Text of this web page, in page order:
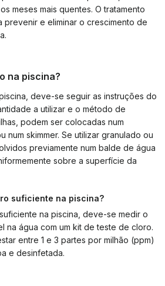
meses mais quentes. O tratamento
prevenir e eliminar o crescimento de
na piscina?
deve-se seguir as instruções do
a utilizar e o método de
podem ser colocadas num
num skimmer. Se utilizar granulado ou
previamente num balde de água
sobre a superfície da
suficiente na piscina?
na piscina, deve-se medir o
na água com um kit de teste de cloro.
entre 1 e 3 partes por milhão (ppm)
e desinfetada.